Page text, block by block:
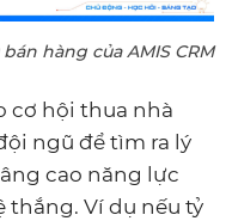
hàng của AMIS CRM
cơ hội thua nhà
ngũ để tìm ra lý
cao năng lực
thắng. Ví dụ nếu tỷ